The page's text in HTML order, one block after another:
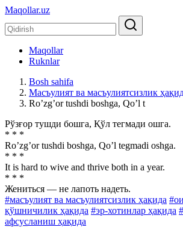
Maqollar.uz
Maqollar
Ruknlar
Bosh sahifa
Масъулият ва масъулиятсизлик
Roʼzgʼor tushdi boshga, Qoʼl t
Рўзғор тушди бошга, Қўл тегмади ошга.
* * *
Roʼzgʼor tushdi boshga, Qoʼl tegmadi oshga.
* * *
It is hard to wive and thrive both in a year.
* * *
Жениться — не лапоть надеть.
#масъулият ва масъулиятсизлик ҳақида
қўшничилик ҳақида #эр-хотинлар ҳақида
афсусланиш ҳақида